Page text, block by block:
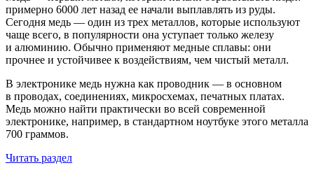
примерно 6000 лет назад ее начали выплавлять из руды.
Сегодня медь — один из трех металлов, которые используют
чаще всего, в популярности она уступает только железу
и алюминию. Обычно применяют медные сплавы: они
прочнее и устойчивее к воздействиям, чем чистый металл.
В электронике медь нужна как проводник — в основном
в проводах, соединениях, микросхемах, печатных платах.
Медь можно найти практически во всей современной
электронике, например, в стандартном ноутбуке этого металла
700 граммов.
Читать раздел